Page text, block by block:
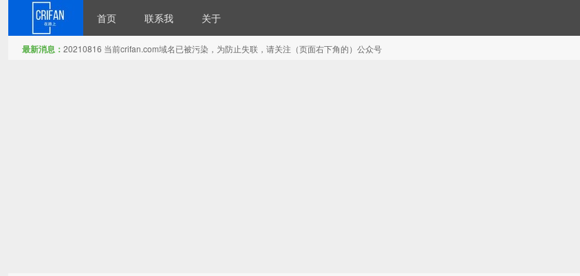
首页 联系我 关于
最新消息： 20210816 当前crifan.com域名已被污染，为防止失联，请关注（页面右下角的）公众号